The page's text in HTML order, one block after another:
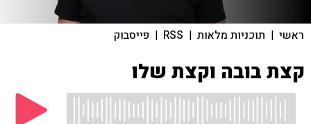
ראשי | תוכניות מלאות |
RSS
| פייסבוק
קצת בובה וקצת שלו